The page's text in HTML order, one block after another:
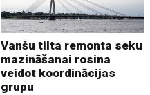
Vanšu tilta remonta seku
mazināšanai rosina
veidot koordinācijas
grupu